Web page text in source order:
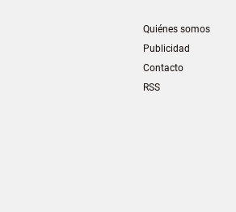
Quiénes somos
Publicidad
Contacto
RSS